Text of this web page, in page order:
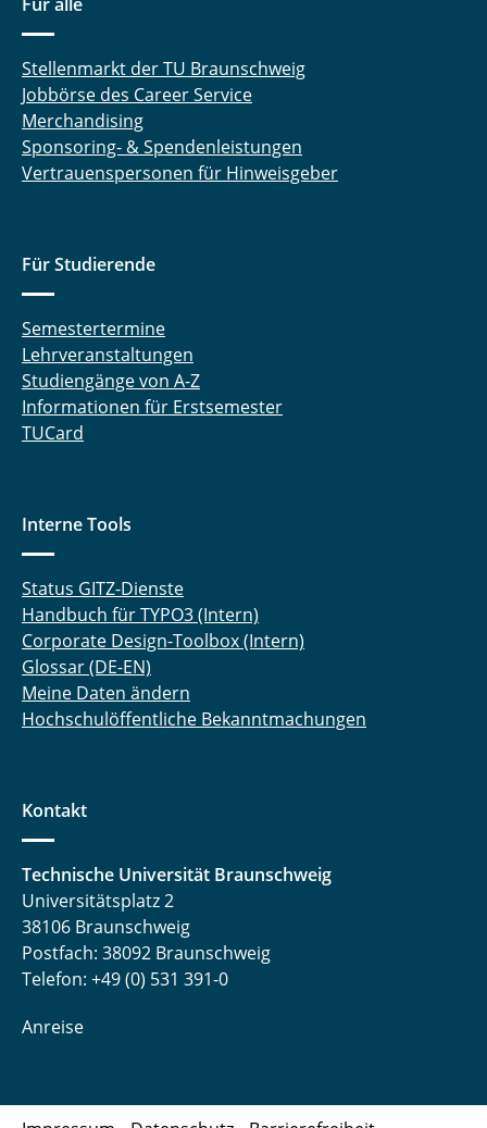
Stellenmarkt der TU Braunschweig
Jobbörse des Career Service
Merchandising
Sponsoring- & Spendenleistungen
Vertrauenspersonen für Hinweisgeber
Für Studierende
Semestertermine
Lehrveranstaltungen
Studiengänge von A-Z
Informationen für Erstsemester
TUCard
Interne Tools
Status GITZ-Dienste
Handbuch für TYPO3 (Intern)
Corporate Design-Toolbox (Intern)
Glossar (DE-EN)
Meine Daten ändern
Hochschulöffentliche Bekanntmachungen
Kontakt
Technische Universität Braunschweig
Universitätsplatz 2
38106 Braunschweig
Postfach: 38092 Braunschweig
Telefon: +49 (0) 531 391-0
Anreise